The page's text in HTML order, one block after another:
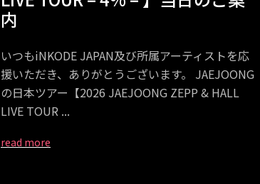
内
いつもiNKODE JAPAN及び所属アーティストを応
援いただき、ありがとうございます。 JAEJOONG
の日本ツアー【2026 JAEJOONG ZEPP & HALL
LIVE TOUR